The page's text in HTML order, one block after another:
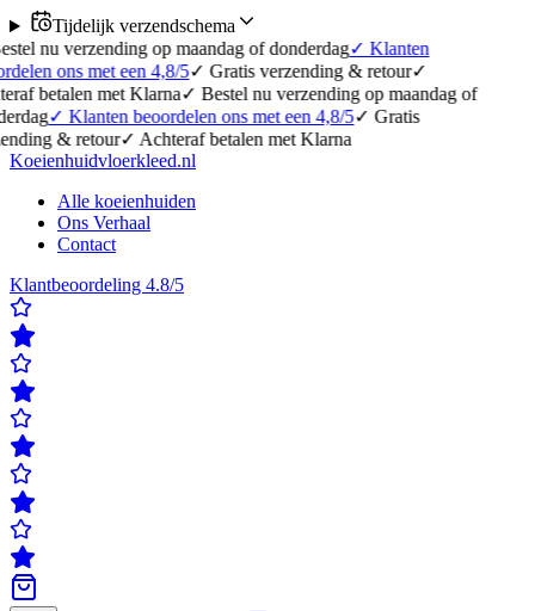
Tijdelijk verzendschema
op maandag of donderdag✓Klanten
een 4,8/5✓Gratis verzending & retour✓
met Klarna✓Bestel nu verzending op maandag of
beoordelen ons met een 4,8/5✓Gratis
✓Achteraf betalen met Klarna
Koeienhuidvloerkleed.nl
Alle koeienhuiden
Ons Verhaal
Contact
Klantbeoordeling 4.8/5